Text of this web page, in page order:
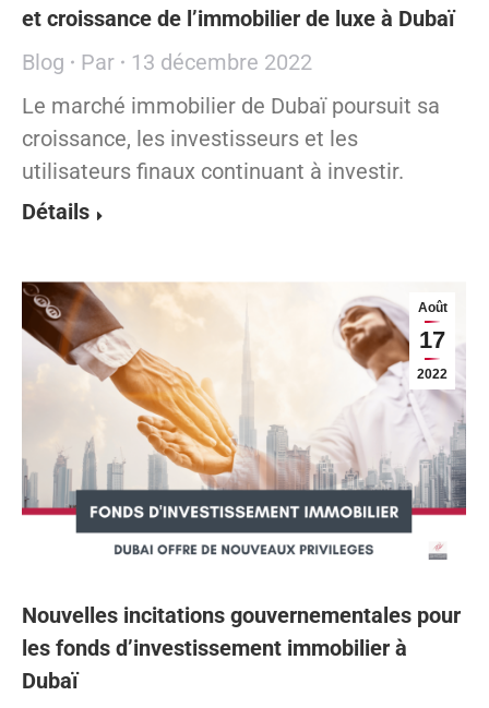
et croissance de l’immobilier de luxe à Dubaï
Blog
Par
13 décembre 2022
Le marché immobilier de Dubaï poursuit sa
croissance, les investisseurs et les
utilisateurs finaux continuant à investir.
Détails
Août
17
2022
Nouvelles incitations gouvernementales pour
les fonds d’investissement immobilier à
Dubaï